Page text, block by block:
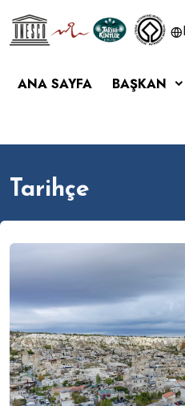
ANA SAYFA BAŞKAN
Tarihçe